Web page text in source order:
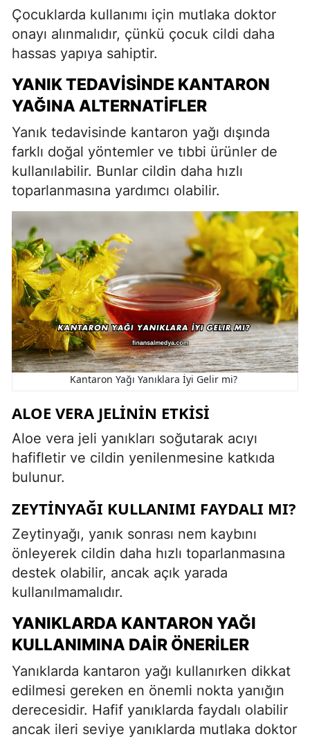
Çocuklarda kullanımı için mutlaka doktor
onayı alınmalıdır, çünkü çocuk cildi daha
hassas yapıya sahiptir.
YANIK TEDAVISINDE KANTARON
YAĞINA ALTERNATIFLER
Yanık tedavisinde kantaron yağı dışında
farklı doğal yöntemler ve tıbbi ürünler de
kullanılabilir. Bunlar cildin daha hızlı
toparlanmasına yardımcı olabilir.
Kantaron Yağı Yanıklara İyi Gelir mi?
ALOE VERA JELININ ETKISI
Aloe vera jeli yanıkları soğutarak acıyı
hafifletir ve cildin yenilenmesine katkıda
bulunur.
ZEYTINYAĞI KULLANIMI FAYDALI MI?
Zeytinyağı, yanık sonrası nem kaybını
önleyerek cildin daha hızlı toparlanmasına
destek olabilir, ancak açık yarada
kullanılmamalıdır.
YANIKLARDA KANTARON YAĞI
KULLANIMINA DAIR ÖNERILER
Yanıklarda kantaron yağı kullanırken dikkat
edilmesi gereken en önemli nokta yanığın
derecesidir. Hafif yanıklarda faydalı olabilir
ancak ileri seviye yanıklarda mutlaka doktor